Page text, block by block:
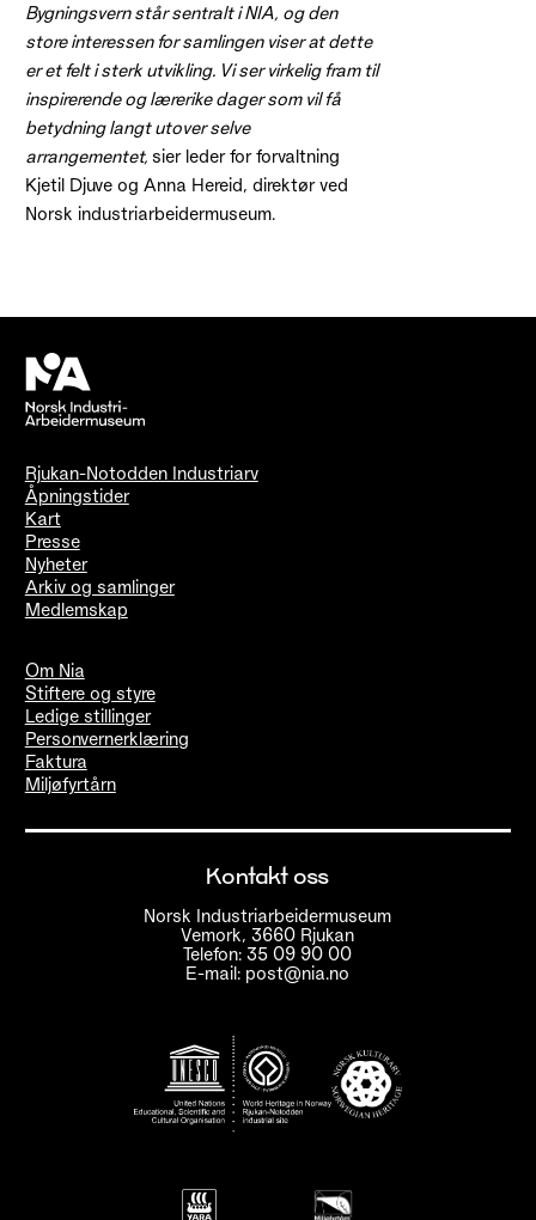
Bygningsvern står sentralt i NIA, og den
store interessen for samlingen viser at dette
er et felt i sterk utvikling. Vi ser virkelig fram til
inspirerende og lærerike dager som vil få
betydning langt utover selve
arrangementet, sier leder for forvaltning
Kjetil Djuve og Anna Hereid, direktør ved
Norsk industriarbeidermuseum.
Rjukan-Notodden Industriarv
Åpningstider
Kart
Presse
Nyheter
Arkiv og samlinger
Medlemskap
Om Nia
Stiftere og styre
Ledige stillinger
Personvernerklæring
Faktura
Miljøfyrtårn
Kontakt oss
Norsk Industriarbeidermuseum
Vemork, 3660 Rjukan
Telefon: 35 09 90 00
E-mail: post@nia.no